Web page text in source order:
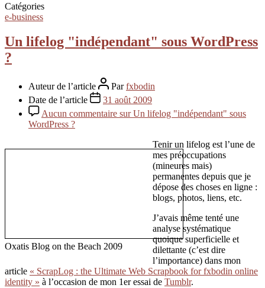
Catégories
e-business
Un lifelog "indépendant" sous WordPress
?
Auteur de l’article Parfxbodin
Date de l’article
31 août 2009
Aucun commentaire sur Un lifelog "indépendant" sous
WordPress ?
Oxatis Blog on the Beach 2009
Tenir un lifelog est l’une de
mes préoccupations
(mineures mais)
permanentes depuis que je
dépose des choses en ligne :
blogs, photos, liens, etc.
J’avais même tenté une
analyse systématique
quoique superficielle et
dilettante (c’est dire
l’importance) dans mon
article « ScrapLog : the Ultimate Web Scrapbook for fxbodin online
identity » à l’occasion de mon 1er essai de Tumblr.